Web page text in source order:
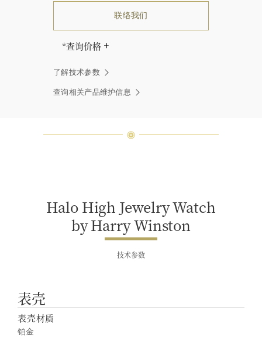
联络我们
*查询价格
有两颗相同的钻石。” 海瑞温斯顿的
每一件高级珠宝作品也是如此：每个
宝石皆与众不同而采用独特镶嵌方
了解技术参数
查询相关产品维护信息
Halo High Jewelry Watch
by Harry Winston
技术参数
表壳
表壳材质
铂金